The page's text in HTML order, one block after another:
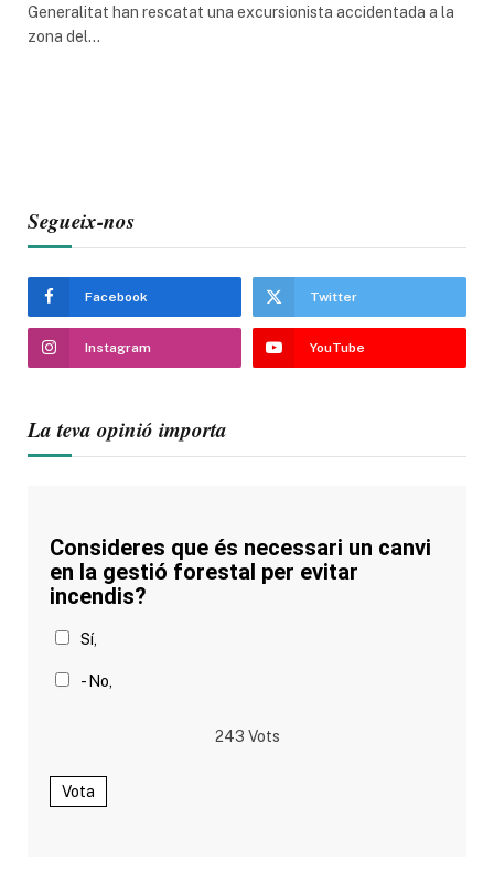
Generalitat han rescatat una excursionista accidentada a la
zona del…
Segueix-nos
Facebook Twitter
Instagram YouTube
La teva opinió importa
Consideres que és necessari un canvi
en la gestió forestal per evitar
incendis?
Sí,
- No,
243 Vots
Vota